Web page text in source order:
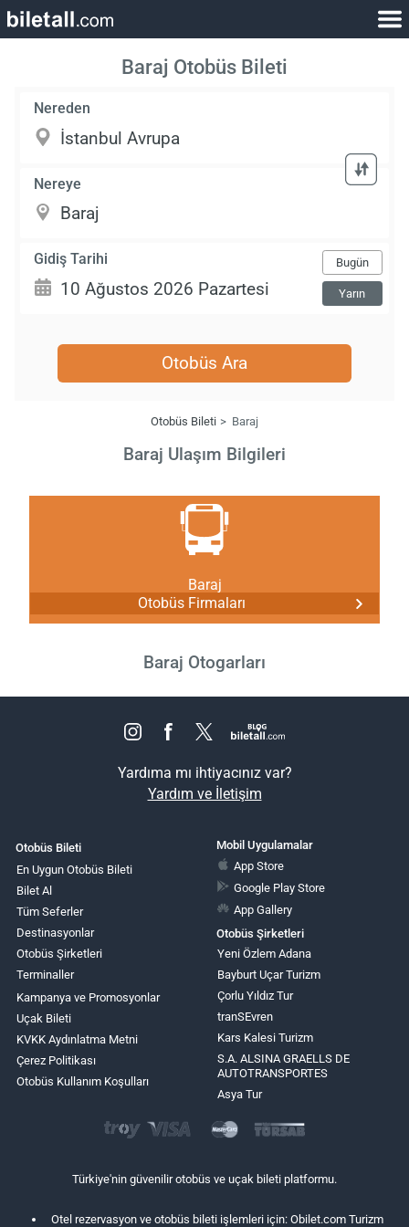
Baraj Otobüs Bileti
Nereden
Nereye
Gidiş Tarihi Bugün
Yarın
Otobüs Ara
Otobüs Bileti Baraj
Baraj Ulaşım Bilgileri
Baraj
Otobüs Firmaları
Baraj Otogarları
Yardıma mı ihtiyacınız var?
Yardım ve İletişim
Otobüs Bileti
En Uygun Otobüs Bileti
Bilet Al
Tüm Seferler
Destinasyonlar
Otobüs Şirketleri
Terminaller
Kampanya ve Promosyonlar
Uçak Bileti
KVKK Aydınlatma Metni
Çerez Politikası
Otobüs Kullanım Koşulları
Mobil Uygulamalar
App Store
Google Play Store
App Gallery
Otobüs Şirketleri
Yeni Özlem Adana
Bayburt Uçar Turizm
Çorlu Yıldız Tur
tranSEvren
Kars Kalesi Turizm
S.A. ALSINA GRAELLS DE
AUTOTRANSPORTES
Asya Tur
Türkiye'nin güvenilir otobüs ve uçak bileti platformu.
Otel rezervasyon ve otobüs bileti işlemleri için: Obilet.com Turizm